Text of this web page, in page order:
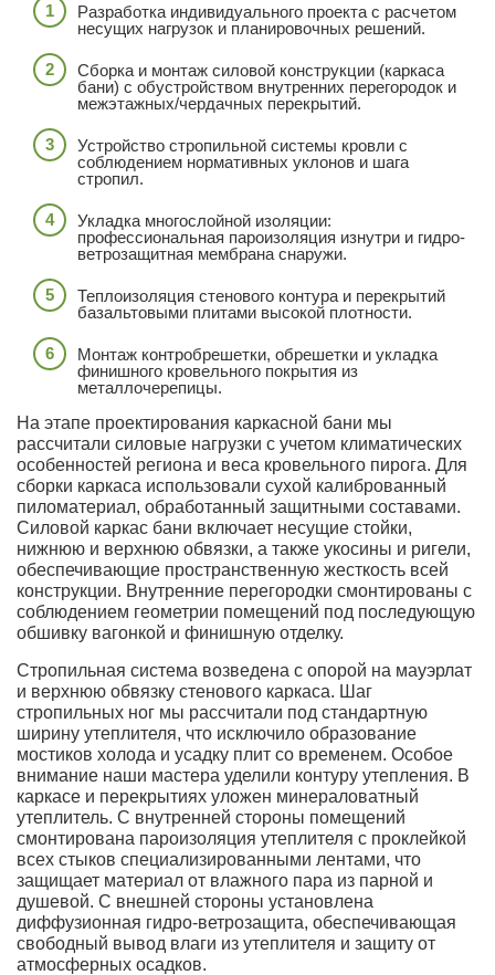
Разработка индивидуального проекта с расчетом
несущих нагрузок и планировочных решений.
Сборка и монтаж силовой конструкции (каркаса
бани) с обустройством внутренних перегородок и
межэтажных/чердачных перекрытий.
Устройство стропильной системы кровли с
соблюдением нормативных уклонов и шага
стропил.
Укладка многослойной изоляции:
профессиональная пароизоляция изнутри и гидро-
ветрозащитная мембрана снаружи.
Теплоизоляция стенового контура и перекрытий
базальтовыми плитами высокой плотности.
Монтаж контробрешетки, обрешетки и укладка
финишного кровельного покрытия из
металлочерепицы.
На этапе проектирования каркасной бани мы
рассчитали силовые нагрузки с учетом климатических
особенностей региона и веса кровельного пирога. Для
сборки каркаса использовали сухой калиброванный
пиломатериал, обработанный защитными составами.
Силовой каркас бани включает несущие стойки,
нижнюю и верхнюю обвязки, а также укосины и ригели,
обеспечивающие пространственную жесткость всей
конструкции. Внутренние перегородки смонтированы с
соблюдением геометрии помещений под последующую
обшивку вагонкой и финишную отделку.
Стропильная система возведена с опорой на мауэрлат
и верхнюю обвязку стенового каркаса. Шаг
стропильных ног мы рассчитали под стандартную
ширину утеплителя, что исключило образование
мостиков холода и усадку плит со временем. Особое
внимание наши мастера уделили контуру утепления. В
каркасе и перекрытиях уложен минераловатный
утеплитель. С внутренней стороны помещений
смонтирована пароизоляция утеплителя с проклейкой
всех стыков специализированными лентами, что
защищает материал от влажного пара из парной и
душевой. С внешней стороны установлена
диффузионная гидро-ветрозащита, обеспечивающая
свободный вывод влаги из утеплителя и защиту от
атмосферных осадков.